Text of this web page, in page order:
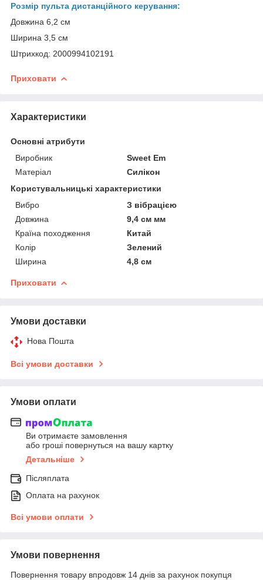
Розмір пульта дистанційного керування:
Довжина 6,2 см
Ширина 3,5 см
Штрихкод: 2000994102191
Приховати
Характеристики
Основні атрибути
Виробник
Sweet Em
Матеріал
Силікон
Користувальницькі характеристики
Вибро
З вібрацією
Довжина
9,4 см мм
Країна походження
Китай
Колір
Зелений
Ширина
4,8 см
Приховати
Умови доставки
Нова Пошта
Всі умови доставки
Умови оплати
Ви отримаєте замовлення
або гроші повернуться на вашу картку
Детальніше
Післяплата
Оплата на рахунок
Всі умови оплати
Умови повернення
Повернення товару впродовж 14 днів за рахунок покупця